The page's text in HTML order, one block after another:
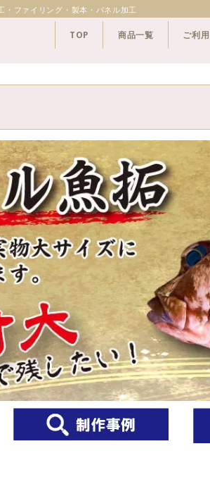
・ファイリング・製本・パネル加工
TOP 商品一覧 ご利